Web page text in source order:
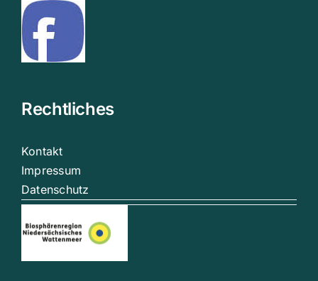
Rechtliches
Kontakt
Impressum
Datenschutz